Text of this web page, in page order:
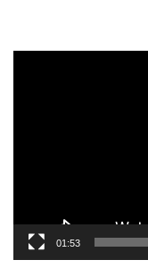
01:53